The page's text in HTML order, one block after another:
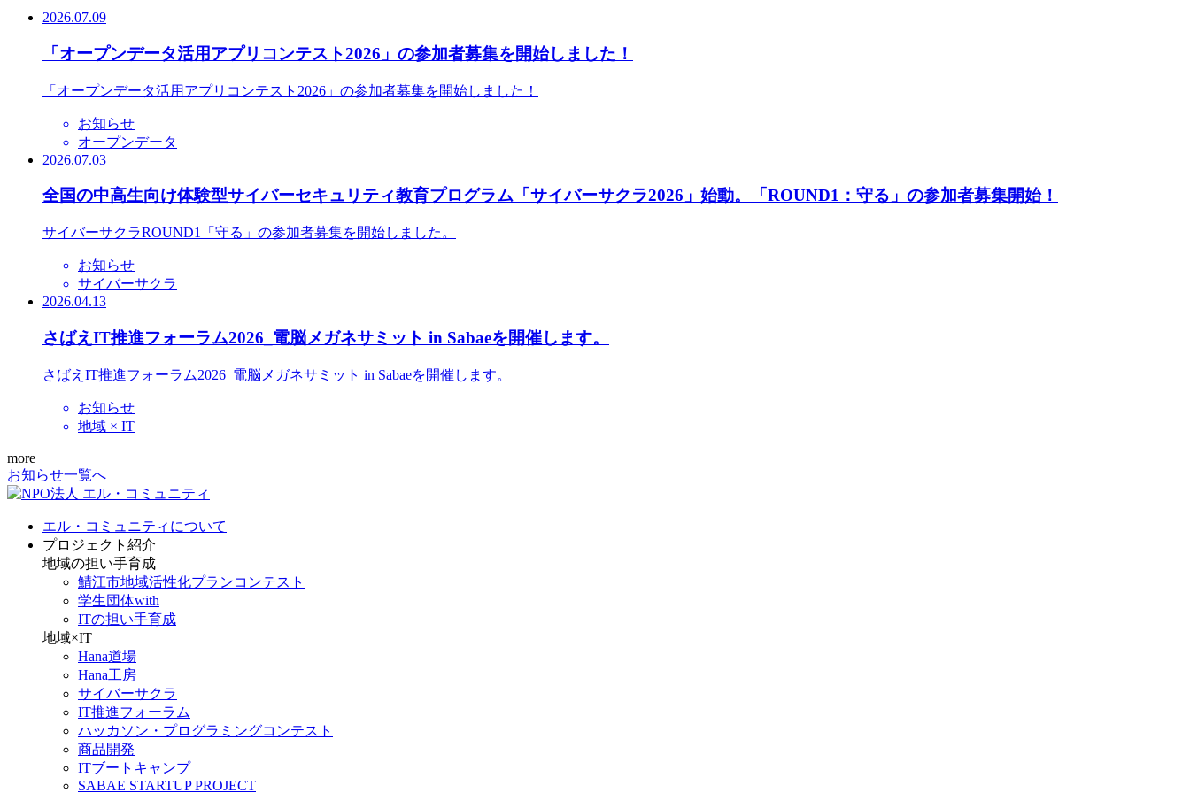
2026.07.09
「オープンデータ活用アプリコンテスト2026」の参加者募集を開始しました！
「オープンデータ活用アプリコンテスト2026」の参加者募集を開始しました！
お知らせ
オープンデータ
2026.07.03
全国の中高生向け体験型サイバーセキュリティ教育プログラム「サイバーサクラ2026」始動。「ROUND1：守る」の参加者募集開始！
サイバーサクラROUND1「守る」の参加者募集を開始しました。
お知らせ
サイバーサクラ
2026.04.13
さばえIT推進フォーラム2026_電脳メガネサミット in Sabaeを開催します。
さばえIT推進フォーラム2026_電脳メガネサミット in Sabaeを開催します。
お知らせ
地域 × IT
more
お知らせ一覧へ
エル・コミュニティについて
プロジェクト紹介
地域の担い手育成
鯖江市地域活性化プランコンテスト
学生団体with
ITの担い手育成
地域×IT
Hana道場
Hana工房
サイバーサクラ
IT推進フォーラム
ハッカソン・プログラミングコンテスト
商品開発
ITブートキャンプ
SABAE STARTUP PROJECT